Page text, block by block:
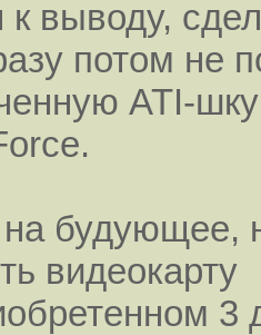
выводу,
потом не
ATI-
будующее,
видеокарту
3